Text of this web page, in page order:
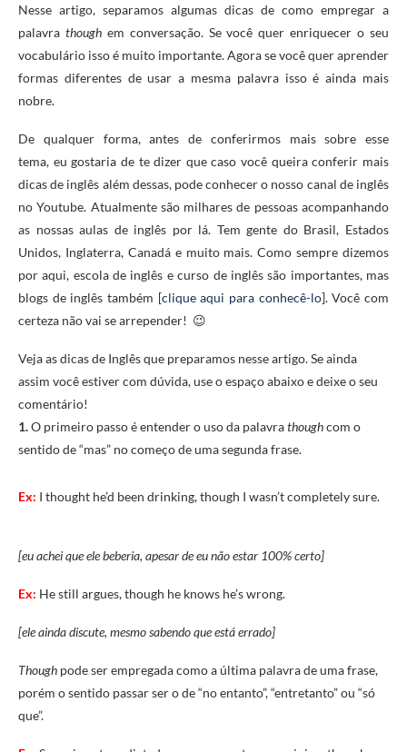
Nesse artigo, separamos algumas dicas de como empregar a
palavra thoughem conversação. Se você quer enriquecer o seu
vocabulário isso é muito importante. Agora se você quer aprender
formas diferentes de usar a mesma palavra isso é ainda mais
nobre.
De qualquer forma, antes de conferirmos mais sobre esse
tema, eu gostaria de te dizer que caso você queira conferir mais
dicas de inglês além dessas, pode conhecer o nosso canal de inglês
no Youtube. Atualmente são milhares de pessoas acompanhando
as nossas aulas de inglês por lá. Tem gente do Brasil, Estados
Unidos, Inglaterra, Canadá e muito mais. Como sempre dizemos
por aqui, escola de inglês e curso de inglês são importantes, mas
blogs de inglês também [clique aqui para conhecê-lo]. Você com
certeza não vai se arrepender! 😉
Veja as dicas de Inglês que preparamos nesse artigo. Se ainda
assim você estiver com dúvida, use o espaço abaixo e deixe o seu
comentário!
1.O primeiro passo é entender o uso da palavrathoughcom o
sentido de “mas” no começo de uma segunda frase.
Ex: I thought he’d been drinking, though I wasn’t completely sure.
[eu achei que ele beberia, apesar de eu não estar 100% certo]
Ex: He still argues, though he knows he’s wrong.
[ele ainda discute, mesmo sabendo que está errado]
Though pode ser empregada como a última palavra de uma frase,
porém o sentido passar ser o de “no entanto”, “entretanto” ou “só
que”.